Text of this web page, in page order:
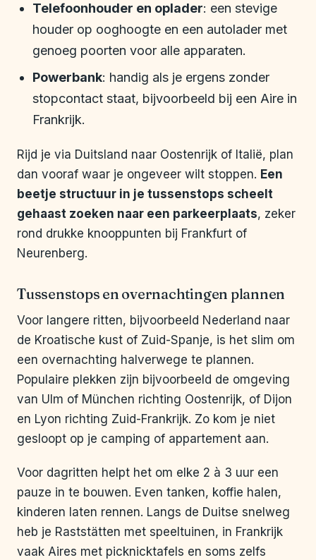
Telefoonhouder en oplader: een stevige
houder op ooghoogte en een autolader met
genoeg poorten voor alle apparaten.
Powerbank: handig als je ergens zonder
stopcontact staat, bijvoorbeeld bij een Aire in
Frankrijk.
Rijd je via Duitsland naar Oostenrijk of Italië, plan
dan vooraf waar je ongeveer wilt stoppen. Een
beetje structuur in je tussenstops scheelt
gehaast zoeken naar een parkeerplaats, zeker
rond drukke knooppunten bij Frankfurt of
Neurenberg.
Tussenstops en overnachtingen plannen
Voor langere ritten, bijvoorbeeld Nederland naar
de Kroatische kust of Zuid-Spanje, is het slim om
een overnachting halverwege te plannen.
Populaire plekken zijn bijvoorbeeld de omgeving
van Ulm of München richting Oostenrijk, of Dijon
en Lyon richting Zuid-Frankrijk. Zo kom je niet
gesloopt op je camping of appartement aan.
Voor dagritten helpt het om elke 2 à 3 uur een
pauze in te bouwen. Even tanken, koffie halen,
kinderen laten rennen. Langs de Duitse snelweg
heb je Raststätten met speeltuinen, in Frankrijk
vaak Aires met picknicktafels en soms zelfs